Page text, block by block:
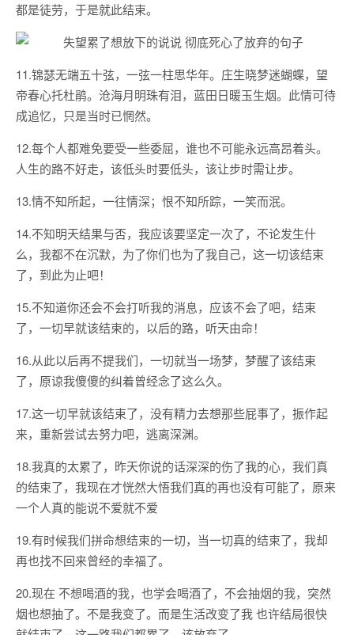
都是徒劳，于是就此结束。
11.锦瑟无端五十弦，一弦一柱思华年。庄生晓梦迷蝴蝶，望
帝春心托杜鹃。沧海月明珠有泪，蓝田日暖玉生烟。此情可待
成追忆，只是当时已惘然。
12.每个人都难免要受一些委屈，谁也不可能永远高昂着头。
人生的路不好走，该低头时要低头，该让步时需让步。
13.情不知所起，一往情深；恨不知所踪，一笑而泯。
14.不知明天结果与否，我应该要坚定一次了，不论发生什
么，我都不在沉默，为了你们也为了我自己，这一切该结束
了，到此为止吧！
15.不知道你还会不会打听我的消息，应该不会了吧，结束
了，一切早就该结束的，以后的路，听天由命！
16.从此以后再不提我们，一切就当一场梦，梦醒了该结束
了，原谅我傻傻的纠着曾经念了这么久。
17.这一切早就该结束了，没有精力去想那些屁事了，振作起
来，重新尝试去努力吧，逃离深渊。
18.我真的太累了，昨天你说的话深深的伤了我的心，我们真
的结束了，我现在才恍然大悟我们真的再也没有可能了，原来
一个人真的能说不爱就不爱
19.有时候我们拼命想结束的一切，当一切真的结束了，我却
再也找不回来曾经的幸福了。
20.现在 不想喝酒的我，也学会喝酒了，不会抽烟的我，突然
烟也想抽了。不是我变了。而是生活改变了我 也许结局很快